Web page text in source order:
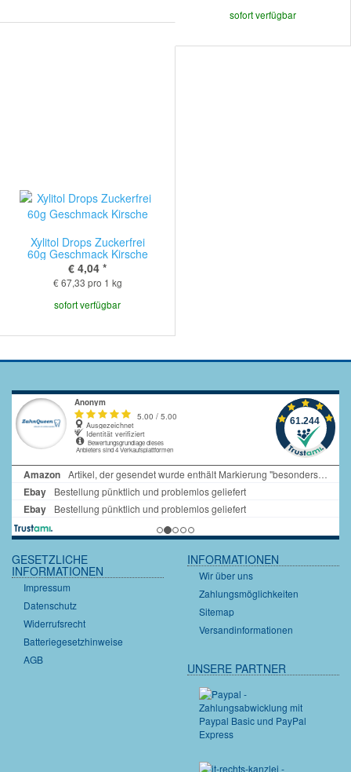
sofort verfügbar
Xylitol Drops Zuckerfrei
60g Geschmack Kirsche
€ 4,04 *
€ 67,33 pro 1 kg
sofort verfügbar
GESETZLICHE
INFORMATIONEN
Impressum
Datenschutz
Widerrufsrecht
Batteriegesetzhinweise
AGB
INFORMATIONEN
Wir über uns
Zahlungsmöglichkeiten
Sitemap
Versandinformationen
UNSERE PARTNER